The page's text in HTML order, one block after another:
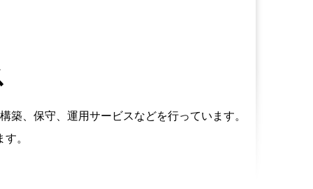
、保守、運用サービスなどを行っています。
。